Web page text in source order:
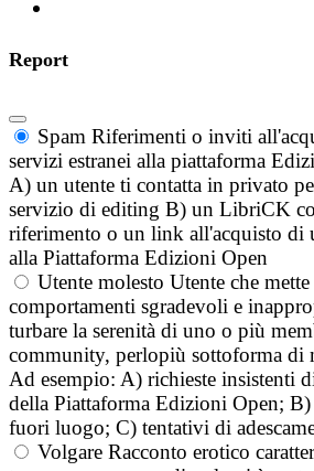
Report
Spam Riferimenti o inviti
servizi estranei alla piattaforma
A) un utente ti contatta in privato
servizio di editing B) un LibriCK
riferimento o un link all'acquisto di
alla Piattaforma Edizioni Open
Utente molesto Utente che
comportamenti sgradevoli e
turbare la serenità di uno o più
community, perlopiù sottoforma di
Ad esempio: A) richieste insistenti
della Piattaforma Edizioni Open; B)
fuori luogo; C) tentativi di
Volgare Racconto erotico